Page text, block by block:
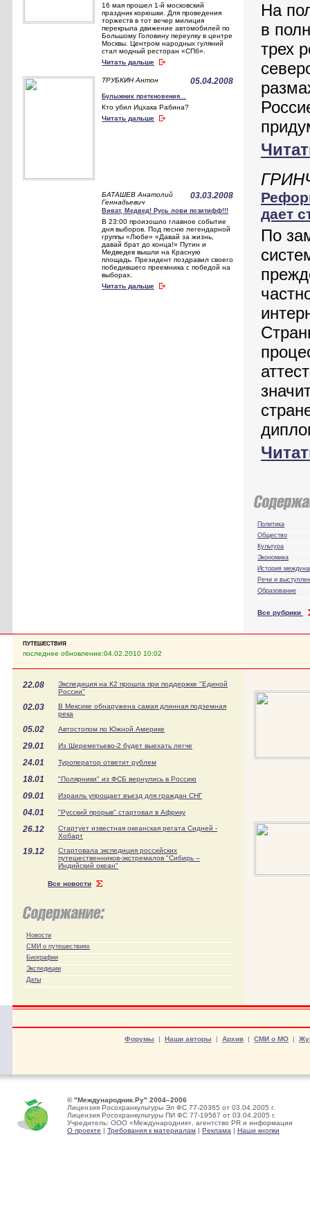
16 мая прошел 1-й московский
праздник корюшки. Для проведения
торжеств в тот вечер милиция
перекрыла движение автомобилей по
Большому Головину переулку в центре
Москвы. Центром народных гуляний
стал модный ресторан «СПб».
Читать дальше
ТРУБКИН Антон 05.04.2008
Булыжник преткновения...
Кто убил Ицхака Рабина?
Читать дальше
БАТАШЕВ Анатолий
Геннадьевич
03.03.2008
Виват, Медвед! Русь лови позитифф!!!
В 23:00 произошло главное событие
дня выборов. Под песню легендарной
группы «Любе» «Давай за жизнь,
давай брат до конца!» Путин и
Медведев вышли на Красную
площадь. Президент поздравил своего
победившего преемника с победой на
выборах.
Читать дальше
На
в
трех
дает
По
Политика
Общество
Культура
Экономика
История
Речи и
Образование
Все рубрики
ПУТЕШЕСТВИЯ
последнее обновление:04.02.2010 10:02
22.08
Экспедиция на К2 прошла при поддержке "Единой
России"
02.03
В Мексике обнаружена самая длинная подземная
река
05.02 Автостопом по Южной Америке
29.01 Из Шереметьево-2 будет выехать легче
24.01 Туроператор ответит рублем
18.01 "Полярники" из ФСБ вернулись в Россию
09.01 Израиль упрощает въезд для граждан СНГ
04.01 "Русский прорыв" стартовал в Африку
26.12
Стартует известная океанская регата Сидней -
Хобарт
19.12
Стартовала экспедиция российских
путешественников-экстремалов "Сибирь –
Индийский океан"
Все новости
Новости
СМИ о путешествиях
Биографии
Экспедиции
Даты
Форумы | Наши авторы | Архив | СМИ о МО |
© "Международник.Ру" 2004–2006
Лицензия Росохранкультуры Эл ФС 77-20365 от 03.04.2005 г.
Лицензия Росохранкультуры ПИ ФС 77-19567 от 03.04.2005 г.
Учредитель: ООО «Международник», агентство PR и информации
О проекте | Требования к материалам | Реклама | Наши кнопки